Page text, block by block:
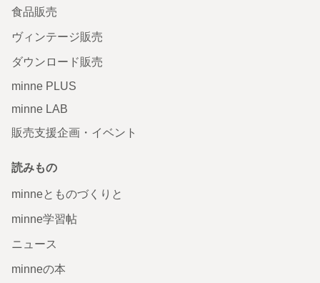
食品販売
ヴィンテージ販売
ダウンロード販売
minne PLUS
minne LAB
販売支援企画・イベント
読みもの
minneとものづくりと
minne学習帖
ニュース
minneの本